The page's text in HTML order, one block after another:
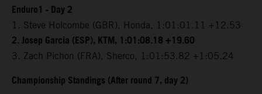
Enduro1 - Day 2
1. Steve Holcombe (GBR), Honda, 1:01:01.11 +12.53
2. Josep Garcia (ESP), KTM, 1:01:08.18 +19.60
3. Zach Pichon (FRA), Sherco, 1:01:53.82 +1:05.24
Championship Standings (After round 7, day 2)